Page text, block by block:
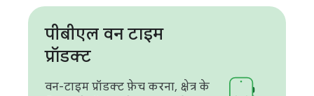
पीबीएल वन टाइम
प्रॉडक्ट
वन-टाइम प्रॉडक्ट फ़ेच करना, क्षेत्र के